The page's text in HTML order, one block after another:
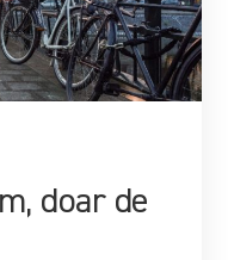
doar de